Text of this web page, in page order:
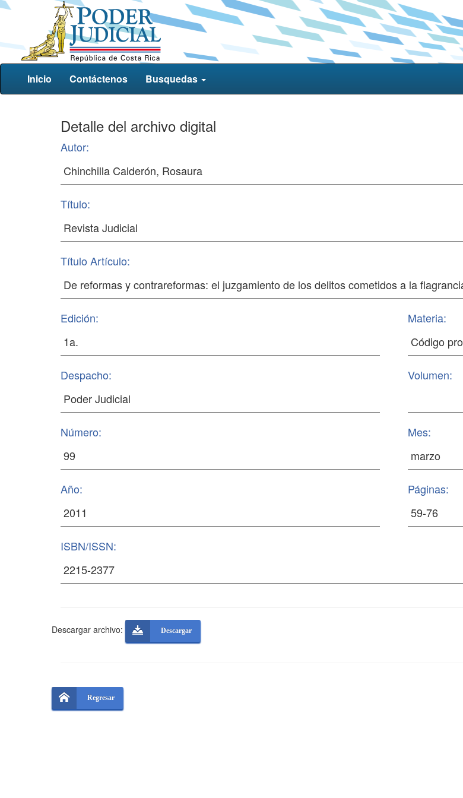
Inicio Contáctenos Busquedas
Detalle del archivo digital
Autor:
Título:
Título Artículo:
Edición: Materia:
Despacho: Volumen:
Número: Mes:
Año: Páginas:
ISBN/ISSN:
Descargar archivo: Descargar
Regresar